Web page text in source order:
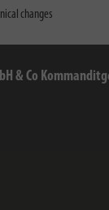
changes
& Co